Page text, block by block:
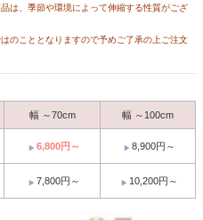
は、季節や環境によって伸縮する性質がござ
のこととなりますので予めご了承の上ご注文
幅 ～70cm 幅 ～100cm
6,800円～ 8,900円～
7,800円～ 10,200円～